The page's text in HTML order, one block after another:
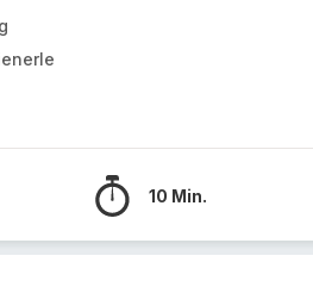
10 Min.